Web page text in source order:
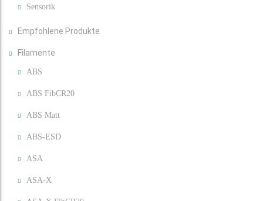
Sensorik
Empfohlene Produkte
Filamente
ABS
ABS FibCR20
ABS Matt
ABS-ESD
ASA
ASA-X